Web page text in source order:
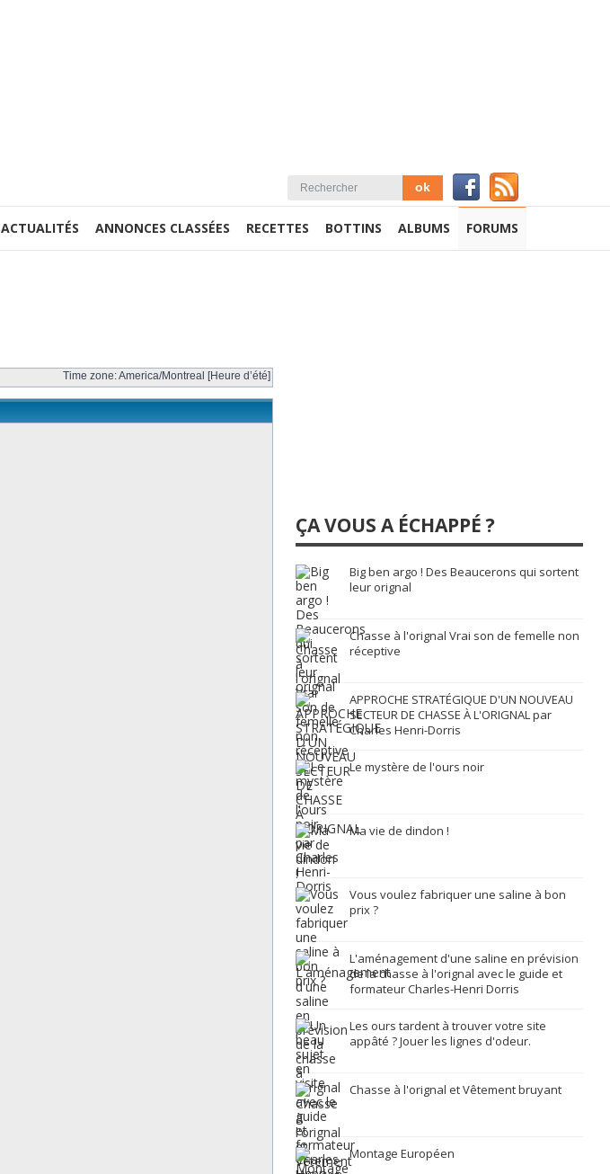
ACTUALITÉS ANNONCES CLASSÉES RECETTES BOTTINS ALBUMS FORUMS
Time zone: America/Montreal [Heure d’été]
ÇA VOUS A ÉCHAPPÉ ?
Big ben argo ! Des Beaucerons qui sortent
leur orignal
Chasse à l'orignal Vrai son de femelle non
réceptive
APPROCHE STRATÉGIQUE D'UN NOUVEAU
SECTEUR DE CHASSE À L'ORIGNAL par
Charles Henri-Dorris
Le mystère de l'ours noir
Ma vie de dindon !
Vous voulez fabriquer une saline à bon
prix ?
L'aménagement d'une saline en prévision
de la chasse à l'orignal avec le guide et
formateur Charles-Henri Dorris
Les ours tardent à trouver votre site
appâté ? Jouer les lignes d'odeur.
Chasse à l'orignal et Vêtement bruyant
Montage Européen